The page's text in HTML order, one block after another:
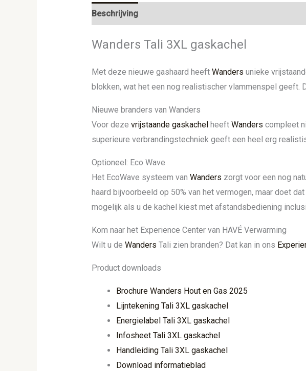
Beschrijving
Wanders Tali 3XL gaskachel
Met deze nieuwe gashaard heeft Wanders unieke
blokken, wat het een nog realistischer vlammenspel geeft.
Nieuwe branders van Wanders
Voor deze vrijstaande gaskachel heeft Wanders compleet
superieure verbrandingstechniek geeft een heel erg
Optioneel: Eco Wave
Het EcoWave systeem van Wanders zorgt voor een nog
haard bijvoorbeeld op 50% van het vermogen, maar doet
mogelijk als u de kachel kiest met afstandsbediening
Kom naar het Experience Center van HAVÉ Verwarming
Wilt u de Wanders Tali zien branden? Dat kan in ons
Product downloads
Brochure Wanders Hout en Gas 2025
Lijntekening Tali 3XL gaskachel
Energielabel Tali 3XL gaskachel
Infosheet Tali 3XL gaskachel
Handleiding Tali 3XL gaskachel
Download informatieblad